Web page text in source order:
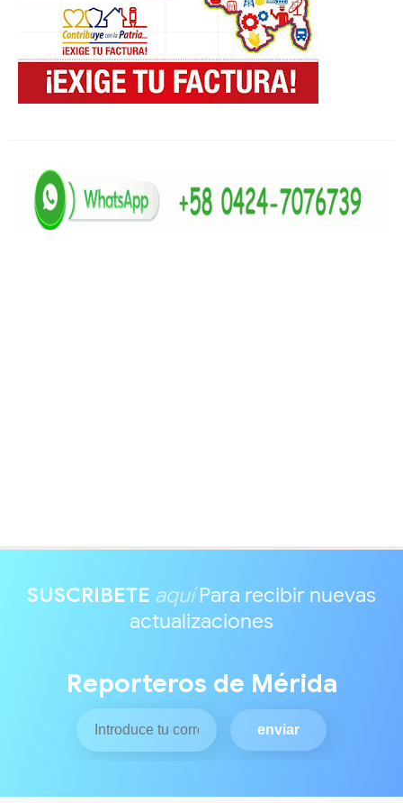
SUSCRIBETE aquíPara recibir nuevas
actualizaciones
Reporteros de Mérida